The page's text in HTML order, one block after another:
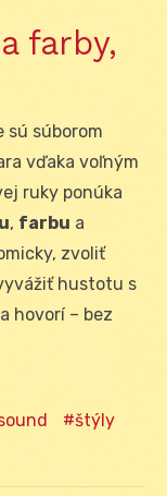
farby,
sú súborom
vďaka voľným
ruky ponúka
, farbu a
zvoliť
hustotu s
hovorí – bez
štýly